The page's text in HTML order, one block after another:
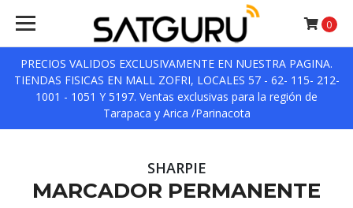
PRECIOS VALIDOS EXCLUSIVAMENTE EN NUESTRA PAGINA.
TIENDAS FISICAS EN MALL ZOFRI, LOCALES 57 - 62- 115- 212-
1001 - 1051 Y 5197. Ventas exclusivas para la región de
Tarapaca y Arica /Parinacota
0
SHARPIE
MARCADOR PERMANENTE